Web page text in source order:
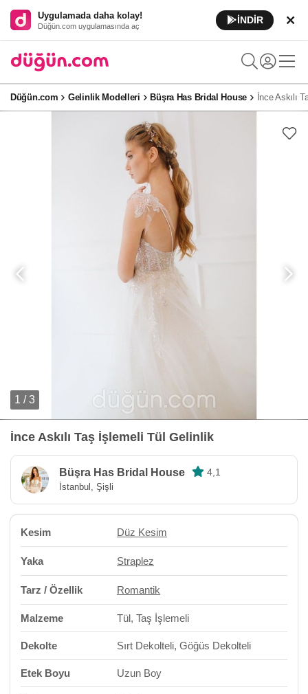
Uygulamada daha kolay!
Düğün.com uygulamasında aç
İNDİR
Düğün.com Gelinlik Modelleri Büşra Has Bridal House İnce Askılı
1 / 3
İnce Askılı Taş İşlemeli Tül Gelinlik
Büşra Has Bridal House 4,1
İstanbul, Şişli
Kesim Düz Kesim
Yaka Straplez
Tarz / Özellik Romantik
Malzeme Tül, Taş İşlemeli
Dekolte Sırt Dekolteli, Göğüs Dekolteli
Etek Boyu Uzun Boy